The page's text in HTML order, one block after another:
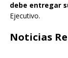
debe entregar
Ejecutivo.
Noticias